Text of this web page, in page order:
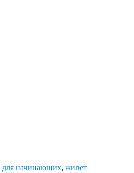
для начинающих, жилет